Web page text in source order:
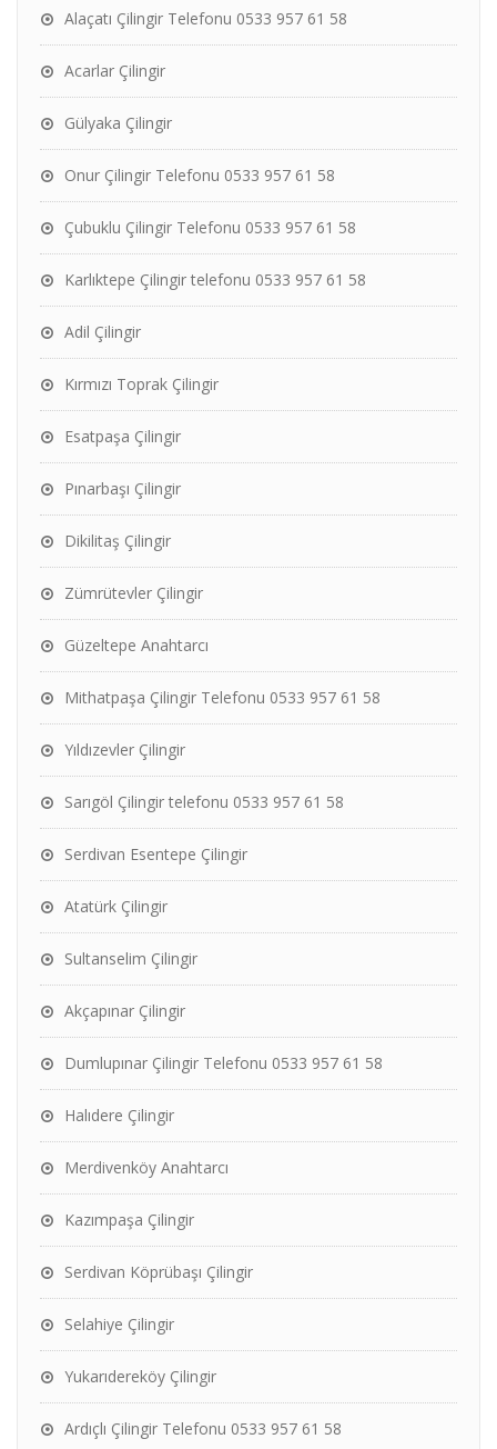
Alaçatı Çilingir Telefonu 0533 957 61 58
Acarlar Çilingir
Gülyaka Çilingir
Onur Çilingir Telefonu 0533 957 61 58
Çubuklu Çilingir Telefonu 0533 957 61 58
Karlıktepe Çilingir telefonu 0533 957 61 58
Adil Çilingir
Kırmızı Toprak Çilingir
Esatpaşa Çilingir
Pınarbaşı Çilingir
Dikilitaş Çilingir
Zümrütevler Çilingir
Güzeltepe Anahtarcı
Mithatpaşa Çilingir Telefonu 0533 957 61 58
Yıldızevler Çilingir
Sarıgöl Çilingir telefonu 0533 957 61 58
Serdivan Esentepe Çilingir
Atatürk Çilingir
Sultanselim Çilingir
Akçapınar Çilingir
Dumlupınar Çilingir Telefonu 0533 957 61 58
Halıdere Çilingir
Merdivenköy Anahtarcı
Kazımpaşa Çilingir
Serdivan Köprübaşı Çilingir
Selahiye Çilingir
Yukarıdereköy Çilingir
Ardıçlı Çilingir Telefonu 0533 957 61 58